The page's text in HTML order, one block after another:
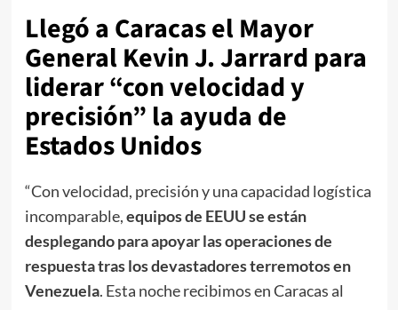
Llegó a Caracas el Mayor
General Kevin J. Jarrard para
liderar “con velocidad y
precisión” la ayuda de
Estados Unidos
“Con velocidad, precisión y una capacidad logística
incomparable,equipos de EEUU se están
desplegando para apoyar las operaciones de
respuesta tras los devastadores terremotos en
Venezuela. Esta noche recibimos en Caracas al